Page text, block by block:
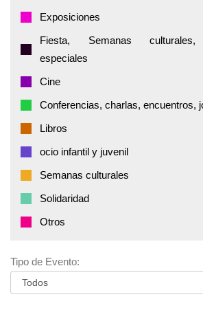
Exposiciones
Fiesta, Semanas culturales,
especiales
Cine
Conferencias, charlas, encuentros,
Libros
ocio infantil y juvenil
Semanas culturales
Solidaridad
Otros
Tipo de Evento: